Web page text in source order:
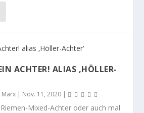
ACHTER! ALIAS ‚HÖLLER-
Marx | Nov. 11, 2020 |
Mixed-Achter oder auch mal